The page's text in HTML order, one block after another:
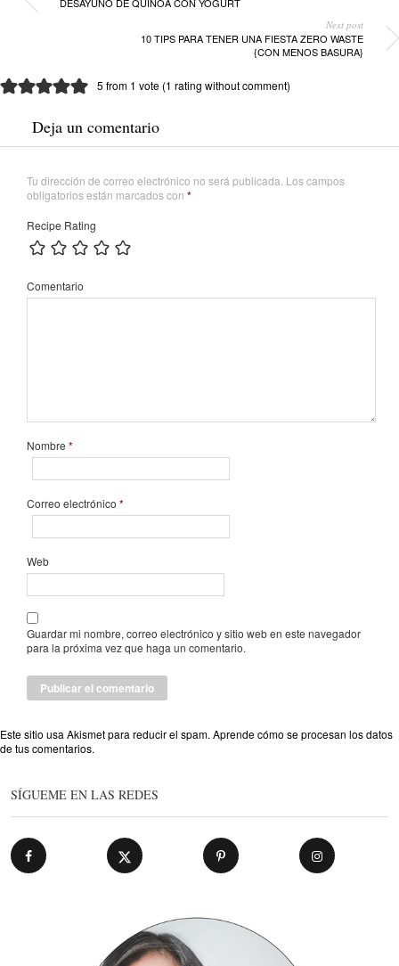
Next post
10 TIPS PARA TENER UNA FIESTA ZERO WASTE
{CON MENOS BASURA}
5 from 1 vote (1 rating without comment)
Deja un comentario
Tu dirección de correo electrónico no será publicada. Los campos
obligatorios están marcados con *
Recipe Rating
Comentario
Nombre *
Correo electrónico *
Web
Guardar mi nombre, correo electrónico y sitio web en este navegador
para la próxima vez que haga un comentario.
Este sitio usa Akismet para reducir el spam. Aprende cómo se procesan los datos
de tus comentarios.
SÍGUEME EN LAS REDES